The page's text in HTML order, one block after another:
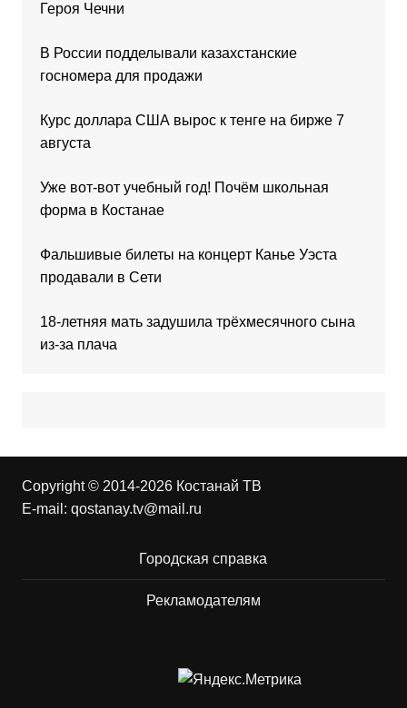
Героя Чечни
В России подделывали казахстанские
госномера для продажи
Курс доллара США вырос к тенге на бирже 7
августа
Уже вот-вот учебный год! Почём школьная
форма в Костанае
Фальшивые билеты на концерт Канье Уэста
продавали в Сети
18-летняя мать задушила трёхмесячного сына
из-за плача
Copyright © 2014-2026 Костанай ТВ
E-mail: qostanay.tv@mail.ru
Городская справка
Рекламодателям